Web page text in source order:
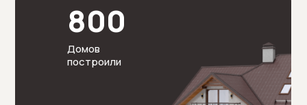
800
Домов
построили